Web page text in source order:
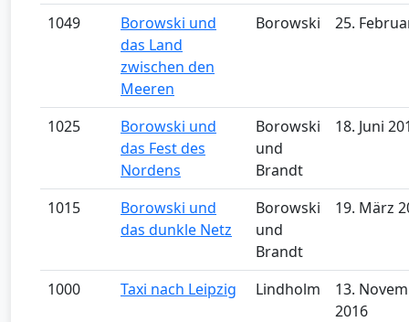
1049
Borowski und
das Land
zwischen den
Meeren
Borowski 25.
1025
Borowski und
das Fest des
Nordens
Borowski
und
Brandt
18. Juni
1015
Borowski und
das dunkle Netz
Borowski
und
Brandt
19. März
1000 Taxi nach Leipzig Lindholm
13.
2016